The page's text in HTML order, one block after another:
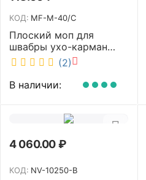
КОД: MF-M-40/C
Плоский моп для
швабры ухо-карман
белый 40 см NV MF-M-
40/C
(2)
В наличии:
4 060.00₽
КОД: NV-10250-B